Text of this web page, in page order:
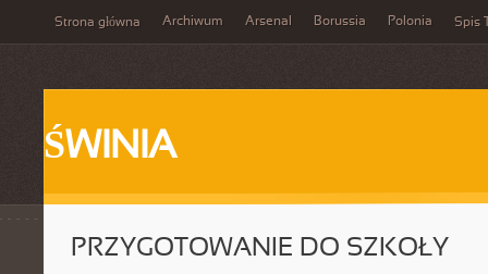
Strona główna Archiwum Arsenal Borussia Polonia Spis
ŚWINIA
PRZYGOTOWANIE DO SZKOŁY